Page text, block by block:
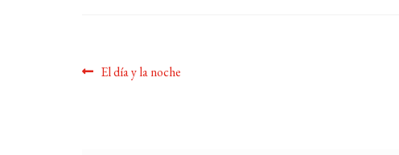
Navegación
Anterior:
El día y la noche